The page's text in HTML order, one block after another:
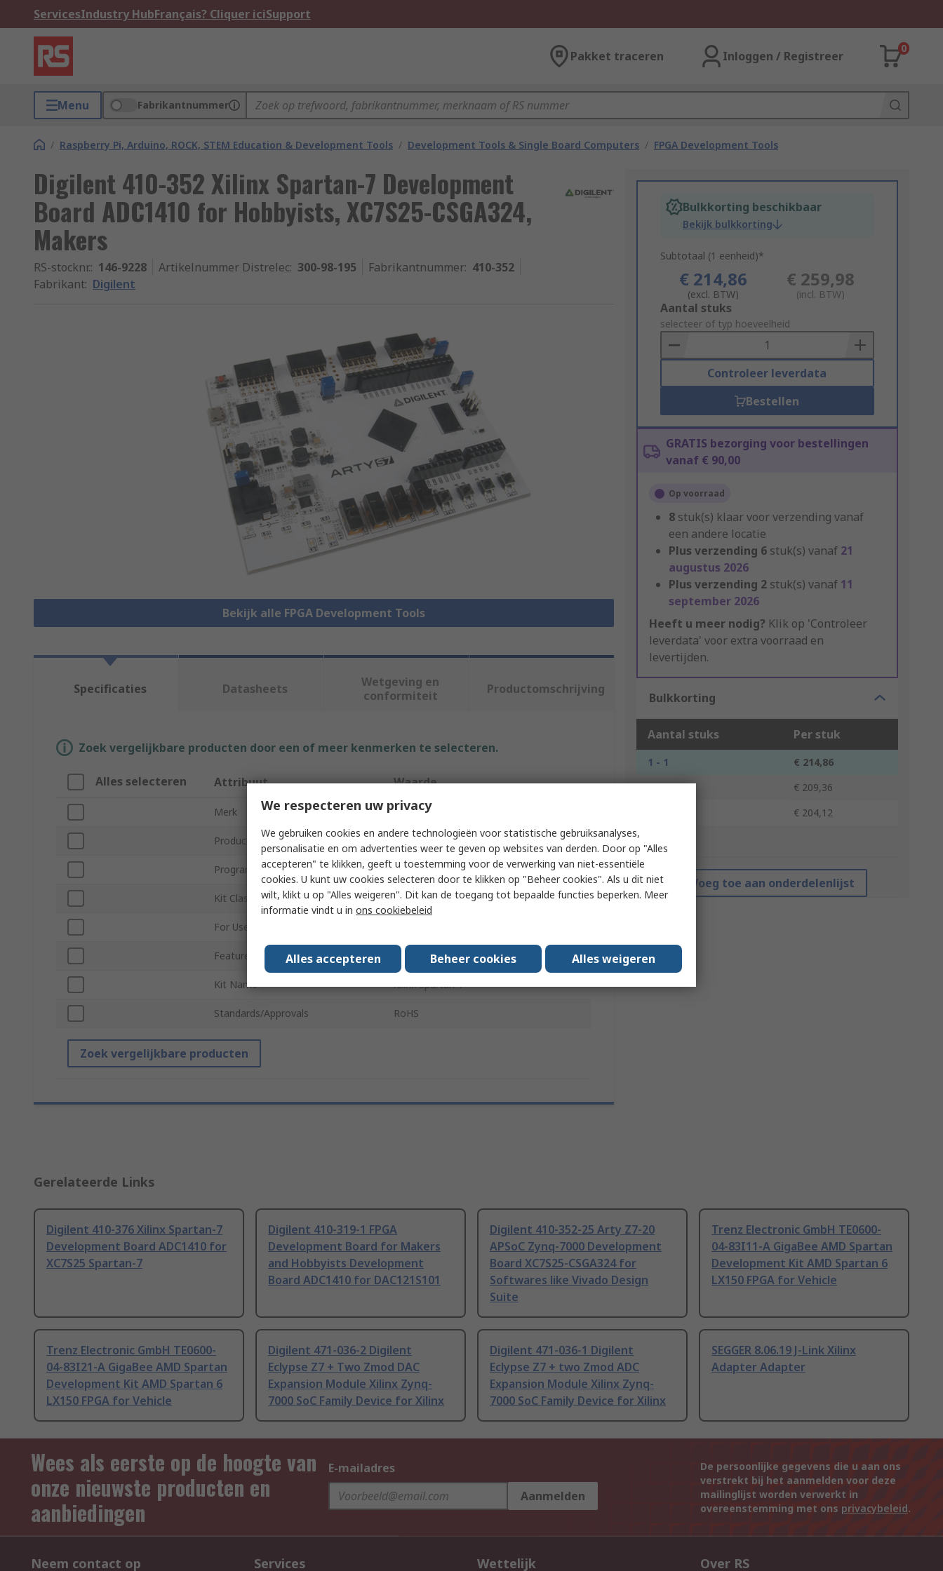
ServicesIndustry HubFrançais? Cliquer iciSupport
Pakket traceren Inloggen / Registreer
0
Menu Fabrikantnummer
/ Raspberry Pi, Arduino, ROCK, STEM Education & Development Tools / Development Tools & Single Board Computers / FPGA Development Tools
Digilent 410-352 Xilinx Spartan-7 Development
Board ADC1410 for Hobbyists, XC7S25-CSGA324,
Makers
RS-stocknr.: 146-9228 Artikelnummer Distrelec: 300-98-195 Fabrikantnummer: 410-352
Fabrikant: Digilent
Bekijk alle FPGA Development Tools
Bulkkorting beschikbaar
Bekijk bulkkorting
Subtotaal (1 eenheid)*
€ 214,86
(excl. BTW)
€ 259,98
(incl. BTW)
Add
to
Basket
Aantal stuks
selecteer of typ hoeveelheid
Controleer leverdata
Bestellen
GRATIS bezorging voor bestellingen
vanaf € 90,00
Op voorraad
8 stuk(s) klaar voor verzending vanaf
een andere locatie
Plus verzending 6 stuk(s) vanaf 21
augustus 2026
Plus verzending 2 stuk(s) vanaf 11
september 2026
Heeft u meer nodig? Klik op 'Controleer
leverdata' voor extra voorraad en
levertijden.
Bulkkorting
Aantal stuks Per stuk
1 - 1
€ 214,86
2 - 4
€ 209,36
€ 204,12
*prijsindicatie
Voeg toe aan onderdelenlijst
Specificaties Datasheets
Wetgeving en
conformiteit
Productomschrijving
Zoek vergelijkbare producten door een of meer kenmerken te selecteren.
Alles selecteren Attribuut Waarde
Merk Digilent
Product Type Data Conversion IC Development Tool
Programmable Logic Technology FPGA
Kit Classification Development Board
For Use With
Featured Device ADC1410
Kit Name Xilinx Spartan-7
Standards/Approvals RoHS
Zoek vergelijkbare producten
Gerelateerde Links
Digilent 410-376 Xilinx Spartan-7
Development Board ADC1410 for
XC7S25 Spartan-7
Digilent 410-319-1 FPGA
Development Board for Makers
and Hobbyists Development
Board ADC1410 for DAC121S101
Digilent 410-352-25 Arty Z7-20
APSoC Zynq-7000 Development
Board XC7S25-CSGA324 for
Softwares like Vivado Design
Suite
Trenz Electronic GmbH TE0600-
04-83I11-A GigaBee AMD Spartan
Development Kit AMD Spartan 6
LX150 FPGA for Vehicle
Trenz Electronic GmbH TE0600-
04-83I21-A GigaBee AMD Spartan
Development Kit AMD Spartan 6
LX150 FPGA for Vehicle
Digilent 471-036-2 Digilent
Eclypse Z7 + Two Zmod DAC
Expansion Module Xilinx Zynq-
7000 SoC Family Device for Xilinx
Digilent 471-036-1 Digilent
Eclypse Z7 + two Zmod ADC
Expansion Module Xilinx Zynq-
7000 SoC Family Device for Xilinx
SEGGER 8.06.19 J-Link Xilinx
Adapter Adapter
Wees als eerste op de hoogte van
onze nieuwste producten en
aanbiedingen
E-mailadres
Aanmelden
De persoonlijke gegevens die u aan ons
verstrekt bij het aanmelden voor deze
mailinglijst worden verwerkt in
overeenstemming met ons privacybeleid.
Neem contact op Services Wettelijk Over RS
We respecteren uw privacy
We gebruiken cookies en andere technologieën voor statistische gebruiksanalyses,
personalisatie en om advertenties weer te geven op websites van derden. Door op "Alles
accepteren" te klikken, geeft u toestemming voor de verwerking van niet-essentiële
cookies. U kunt uw cookies selecteren door te klikken op "Beheer cookies". Als u dit niet
wilt, klikt u op "Alles weigeren". Dit kan de toegang tot bepaalde functies beperken. Meer
informatie vindt u in ons cookiebeleid
Alles accepteren Beheer cookies Alles weigeren